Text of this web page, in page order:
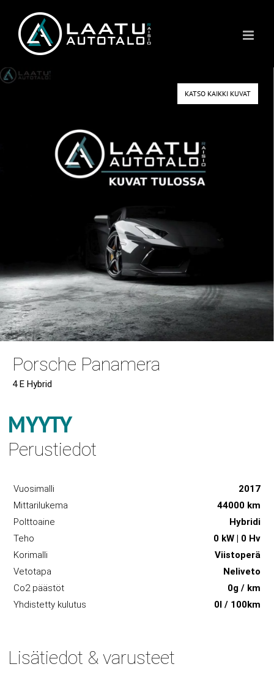
content
KATSO KAIKKI KUVAT
Porsche Panamera
4 E Hybrid
MYYTY
Perustiedot
Vuosimalli
2017
Mittarilukema
44000 km
Polttoaine
Hybridi
Teho
0 kW | 0 Hv
Korimalli
Viistoperä
Vetotapa
Neliveto
Co2 päästöt
0g / km
Yhdistetty kulutus
0l / 100km
Lisätiedot & varusteet